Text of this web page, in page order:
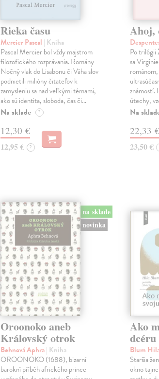
Rieka času
Mercier Pascal | Kniha
Pascal Mercier bol vždy majstrom
filozofického rozprávania. Romány
Nočný vlak do Lisabonu či Váha slov
podnietili milióny čitateľov k
zamysleniu sa nad veľkými témami,
ako sú identita, sloboda, čas či…
Na sklade ?
12,30 €
12,95 € ?
Ahoj,
Po trilógii
sa
známostí.
útechy,
Na
22,33 €
23,50 €
na sklade
novinka
Oroonoko aneb
Královský otrok
Behnová Aphra| Kniha
OROONOKO (1688), bizarní
barokní příběh afrického prince
Ako
dcéru
Blum
Staršia
okno